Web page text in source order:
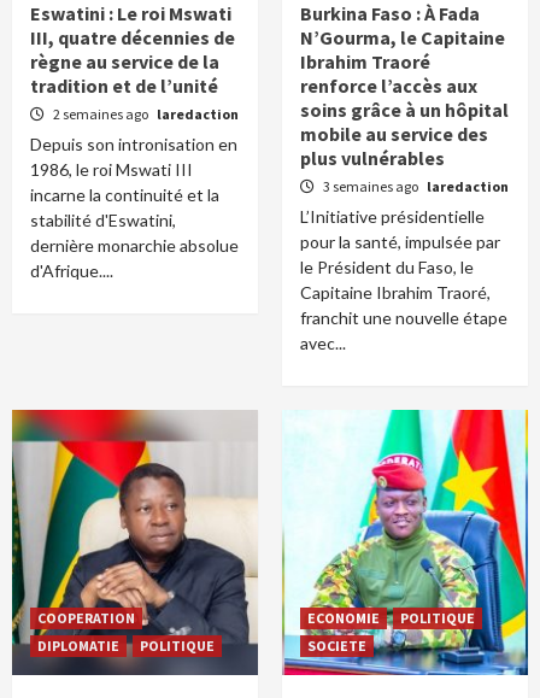
Eswatini : Le roi Mswati
III, quatre décennies de
règne au service de la
tradition et de l’unité
2 semaines ago laredaction
Depuis son intronisation en
1986, le roi Mswati III
incarne la continuité et la
stabilité d'Eswatini,
dernière monarchie absolue
d'Afrique....
Burkina Faso : À Fada
N’Gourma, le Capitaine
Ibrahim Traoré
renforce l’accès aux
soins grâce à un hôpital
mobile au service des
plus vulnérables
3 semaines ago laredaction
L’Initiative présidentielle
pour la santé, impulsée par
le Président du Faso, le
Capitaine Ibrahim Traoré,
franchit une nouvelle étape
avec...
COOPERATION
DIPLOMATIE
POLITIQUE
ECONOMIE
POLITIQUE
SOCIETE